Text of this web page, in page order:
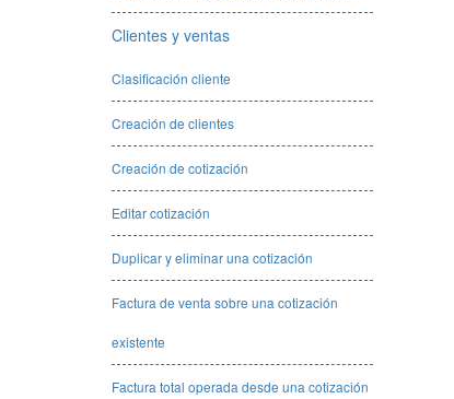
Clientes y ventas
Clasificación cliente
Creación de clientes
Creación de cotización
Editar cotización
Duplicar y eliminar una cotización
Factura de venta sobre una cotización
existente
Factura total operada desde una cotización